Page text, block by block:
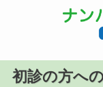
初診の方へ